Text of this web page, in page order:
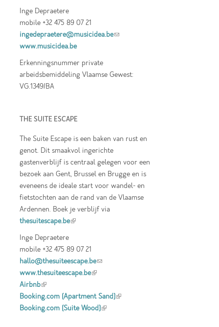
Inge Depraetere
mobile +32 475 89 07 21
ingedepraetere@musicidea.be(link sends e-
www.musicidea.be
Erkenningsnummer private
arbeidsbemiddeling Vlaamse Gewest:
VG.1349/BA
THE SUITE ESCAPE
The Suite Escape is een baken van rust en
genot. Dit smaakvol ingerichte
gastenverblijf is centraal gelegen voor een
bezoek aan Gent, Brussel en Brugge en is
eveneens de ideale start voor wandel- en
fietstochten aan de rand van de Vlaamse
Ardennen. Boek je verblijf via
thesuitescape.be(link is external)
Inge Depraetere
mobile +32 475 89 07 21
hallo@thesuiteescape.be(link sends e-mail)
www.thesuiteescape.be(link is external)
Airbnb(link is external)
Booking.com (Apartment Sand)(link is
Booking.com (Suite Wood)(link is external)